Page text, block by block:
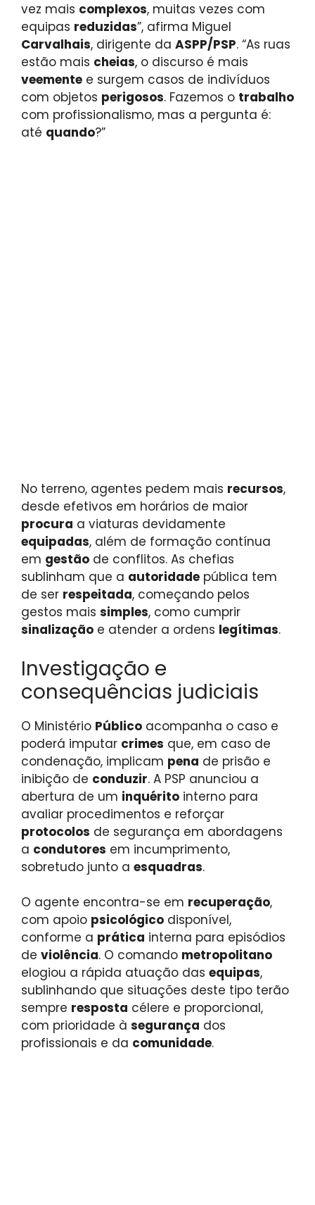
vez mais complexos, muitas vezes com
equipas reduzidas”, afirma Miguel
Carvalhais, dirigente da ASPP/PSP. “As ruas
estão mais cheias, o discurso é mais
veemente e surgem casos de indivíduos
com objetos perigosos. Fazemos o trabalho
com profissionalismo, mas a pergunta é:
até quando?”
No terreno, agentes pedem mais recursos,
desde efetivos em horários de maior
procura a viaturas devidamente
equipadas, além de formação contínua
em gestão de conflitos. As chefias
sublinham que a autoridade pública tem
de ser respeitada, começando pelos
gestos mais simples, como cumprir
sinalização e atender a ordens legítimas.
Investigação e
consequências judiciais
O Ministério Público acompanha o caso e
poderá imputar crimes que, em caso de
condenação, implicam pena de prisão e
inibição de conduzir. A PSP anunciou a
abertura de um inquérito interno para
avaliar procedimentos e reforçar
protocolos de segurança em abordagens
a condutores em incumprimento,
sobretudo junto a esquadras.
O agente encontra-se em recuperação,
com apoio psicológico disponível,
conforme a prática interna para episódios
de violência. O comando metropolitano
elogiou a rápida atuação das equipas,
sublinhando que situações deste tipo terão
sempre resposta célere e proporcional,
com prioridade à segurança dos
profissionais e da comunidade.